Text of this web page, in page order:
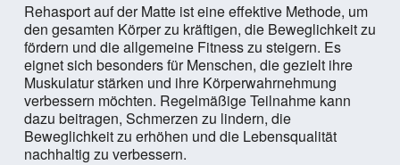
Rehasport auf der Matte ist eine effektive Methode, um
den gesamten Körper zu kräftigen, die Beweglichkeit zu
fördern und die allgemeine Fitness zu steigern. Es
eignet sich besonders für Menschen, die gezielt ihre
Muskulatur stärken und ihre Körperwahrnehmung
verbessern möchten. Regelmäßige Teilnahme kann
dazu beitragen, Schmerzen zu lindern, die
Beweglichkeit zu erhöhen und die Lebensqualität
nachhaltig zu verbessern.